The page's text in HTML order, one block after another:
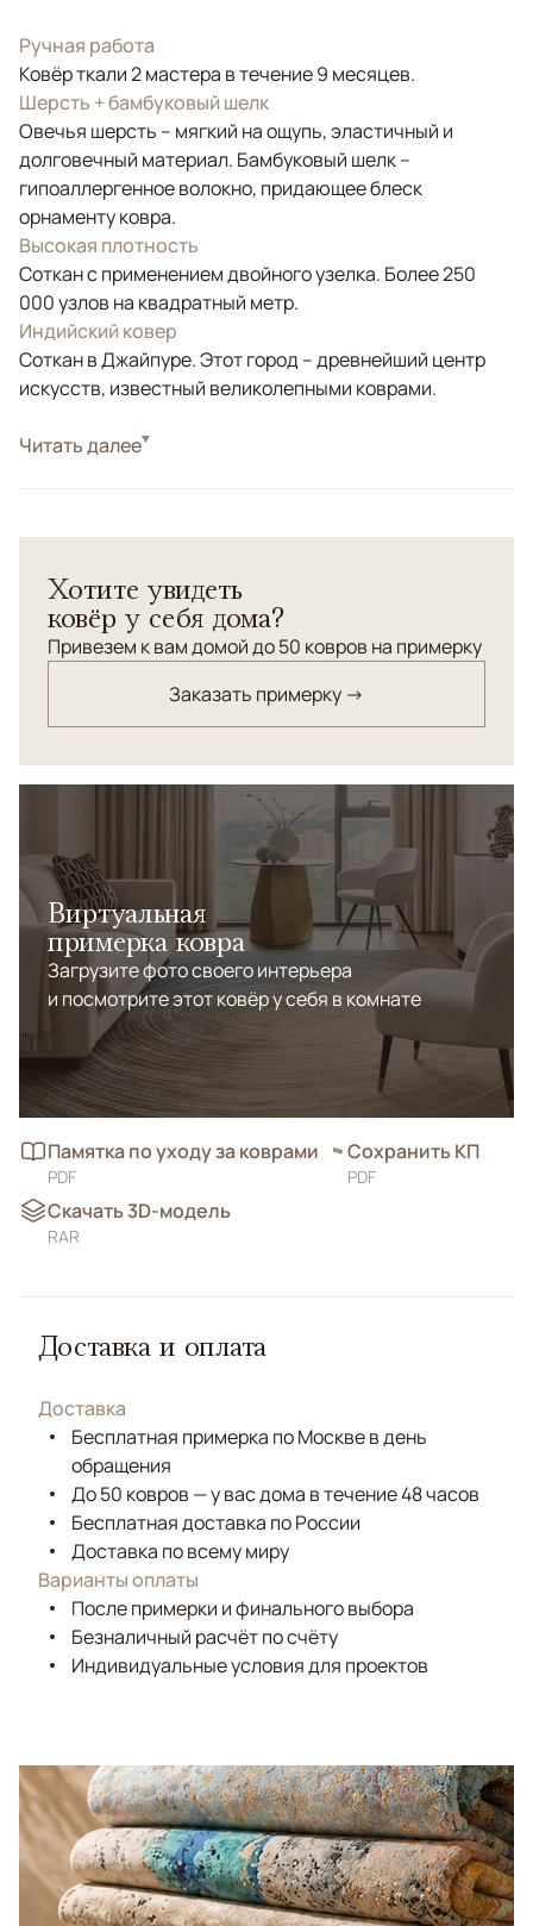
Ручная работа
Ковёр ткали 2 мастера в течение 9 месяцев.
Шерсть + бамбуковый шелк
Овечья шерсть – мягкий на ощупь, эластичный и
долговечный материал. Бамбуковый шелк –
гипоаллергенное волокно, придающее блеск
орнаменту ковра.
Высокая плотность
Соткан с применением двойного узелка. Более 250
000 узлов на квадратный метр.
Индийский ковер
Соткан в Джайпуре. Этот город – древнейший центр
искусств, известный великолепными коврами.
СтильСовременные
Читать далее
Хотите увидеть
ковёр у себя дома?
Привезем к вам домой до 50 ковров на примерку
Заказать примерку →
Виртуальная
примерка ковра
Загрузите фото своего интерьера
и посмотрите этот ковёр у себя в комнате
Памятка по уходу за коврами
PDF
Сохранить КП
PDF
Скачать 3D-модель
RAR
Доставка и оплата
Доставка
Бесплатная примерка по Москве в день
обращения
До 50 ковров — у вас дома в течение 48 часов
Бесплатная доставка по России
Доставка по всему миру
Варианты оплаты
После примерки и финального выбора
Безналичный расчёт по счёту
Индивидуальные условия для проектов